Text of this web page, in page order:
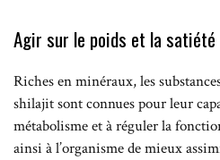
Agir sur le poids et la satiété
Riches en minéraux, les
shilajit sont connues pour leur
métabolisme et à réguler la
ainsi à l’organisme de mieux